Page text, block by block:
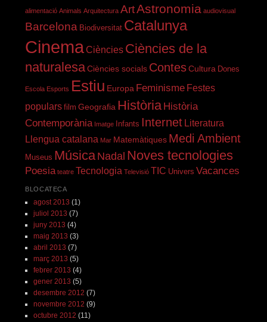
alimentació Animals Arquitectura ArtAstronomia audiovisual
Barcelona Biodiversitat Catalunya
CinemaCiències Ciències de la
naturalesaCiències socials Contes Cultura Dones
Escola Esports Estiu Europa Feminisme Festes
populars film Geografia HistòriaHistòria
Contemporània Imatge Infants Internet Literatura
Llengua catalana Mar Matemàtiques Medi Ambient
Museus MúsicaNadal Noves tecnologies
Poesia teatre Tecnologia Televisió TIC Univers Vacances
BLOCATECA
agost 2013 (1)
juliol 2013 (7)
juny 2013 (4)
maig 2013 (3)
abril 2013 (7)
març 2013 (5)
febrer 2013 (4)
gener 2013 (5)
desembre 2012 (7)
novembre 2012 (9)
octubre 2012 (11)